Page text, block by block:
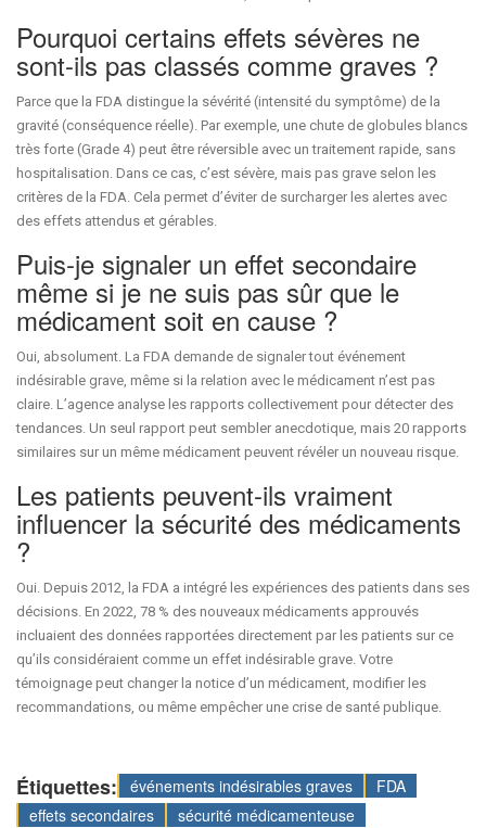
Pourquoi certains effets sévères ne
sont-ils pas classés comme graves ?
Parce que la FDA distingue la sévérité (intensité du symptôme) de la
gravité (conséquence réelle). Par exemple, une chute de globules blancs
très forte (Grade 4) peut être réversible avec un traitement rapide, sans
hospitalisation. Dans ce cas, c’est sévère, mais pas grave selon les
critères de la FDA. Cela permet d’éviter de surcharger les alertes avec
des effets attendus et gérables.
Puis-je signaler un effet secondaire
même si je ne suis pas sûr que le
médicament soit en cause ?
Oui, absolument. La FDA demande de signaler tout événement
indésirable grave, même si la relation avec le médicament n’est pas
claire. L’agence analyse les rapports collectivement pour détecter des
tendances. Un seul rapport peut sembler anecdotique, mais 20 rapports
similaires sur un même médicament peuvent révéler un nouveau risque.
Les patients peuvent-ils vraiment
influencer la sécurité des médicaments
?
Oui. Depuis 2012, la FDA a intégré les expériences des patients dans ses
décisions. En 2022, 78 % des nouveaux médicaments approuvés
incluaient des données rapportées directement par les patients sur ce
qu’ils considéraient comme un effet indésirable grave. Votre
témoignage peut changer la notice d’un médicament, modifier les
recommandations, ou même empêcher une crise de santé publique.
Étiquettes: événements indésirables graves
FDA
effets secondaires
sécurité médicamenteuse